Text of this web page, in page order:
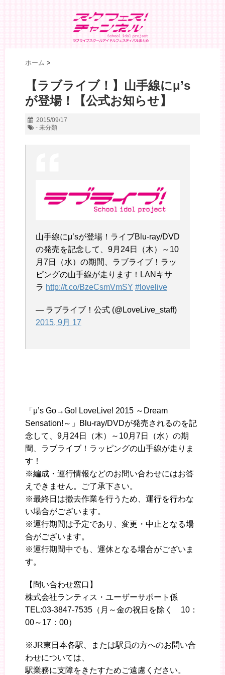
ホーム >
【ラブライブ！】山手線にμ’s
が登場！【公式お知らせ】
2015/09/17
- 未分類
山手線にμ’sが登場！ライブBlu-ray/DVD
の発売を記念して、9月24日（木）～10
月7日（水）の期間、ラブライブ！ラッ
ピングの山手線が走ります！LANキサ
ラ http://t.co/BzeCsmVmSY #lovelive
— ラブライブ！公式 (@LoveLive_staff)
2015, 9月 17
「μ’s Go→Go! LoveLive! 2015 ～Dream
Sensation!～」Blu-ray/DVDが発売されるのを記
念して、9月24日（木）～10月7日（水）の期
間、ラブライブ！ラッピングの山手線が走りま
す！
※編成・運行情報などのお問い合わせにはお答
えできません。ご了承下さい。
※最終日は撤去作業を行うため、運行を行わな
い場合がございます。
※運行期間は予定であり、変更・中止となる場
合がございます。
※運行期間中でも、運休となる場合がございま
す。
【問い合わせ窓口】
株式会社ランティス・ユーザーサポート係
TEL:03-3847-7535（月～金の祝日を除く 10：
00～17：00）
※JR東日本各駅、または駅員の方へのお問い合
わせについては、
駅業務に支障をきたすためご遠慮ください。